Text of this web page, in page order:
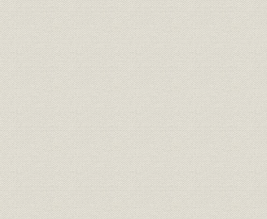
経営;保険
共済五百名第1回社員総会の新
聞記事(『朝野新聞』明治13年2
月17日)
明治13年
経営;保険
共済五百名最初の死亡者に関す
る新聞記事(『読売新聞』明治13
年6月27日)
明治13年
従業員 社員の異動状況
明治20年
年度(1892
保険;業界 明治・大正期の生保会社数推移
明治14年
年度(1926
社章 共済生命保険合資会社社章 [明治27年
広告宣伝
共済生命保険合資会社の開業広
告
[明治27年
経営者;役員
初代社長 初代 安田善四郎、第二
代・第四代社長 二代 安田善四郎
[明治30年